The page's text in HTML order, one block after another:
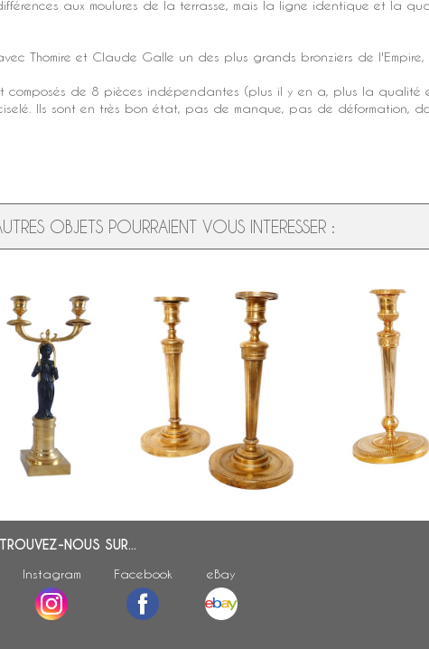
aux moulures de la terrasse, mais la ligne identique et la
Thomire et Claude Galle un des plus grands bronziers de l'Empire,
composés de 8 pièces indépendantes (plus il y en a, plus la qualité
Ils sont en très bon état, pas de manque, pas de déformation,
OBJETS POURRAIENT VOUS INTERESSER :
d'époque
patiné et doré
Paire de bougeoirs / flambeaux en
bronze doré d'époque Empire
attribués à Claude Galle
Ravrio : paire
d'époque
modèle du
Fontainebleau
NOUS SUR...
Instagram Facebook eBay